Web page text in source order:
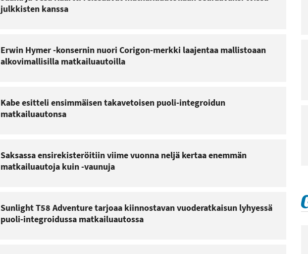
julkkisten kanssa
Erwin Hymer -konsernin nuori Corigon-merkki laajentaa mallistoaan
alkovimallisilla matkailuautoilla
Kabe esitteli ensimmäisen takavetoisen puoli-integroidun
matkailuautonsa
Saksassa ensirekisteröitiin viime vuonna neljä kertaa enemmän
matkailuautoja kuin -vaunuja
Sunlight T58 Adventure tarjoaa kiinnostavan vuoderatkaisun lyhyessä
puoli-integroidussa matkailuautossa